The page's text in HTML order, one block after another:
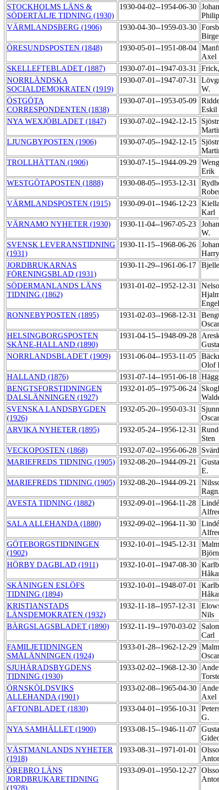
STOCKHOLMS LÄNS &
SÖDERTÄLJE TIDNING (1930)
1930-04-02--1954-06-30
VÄRMLANDSBERG (1906)
1930-04-30--1959-03-30
ÖRESUNDSPOSTEN (1848)
1930-05-01--1951-08-04
Axel
SKELLEFTEBLADET (1887)
1930-07-01--1947-03-31
NORRLÄNDSKA
SOCIALDEMOKRATEN (1919)
1930-07-01--1947-07-31
W.
ÖSTGÖTA
CORRESPONDENTEN (1838)
1930-07-01--1953-05-09
Eskil
NYA WEXJÖBLADET (1847)
1930-07-02--1942-12-15
LJUNGBYPOSTEN (1906)
1930-07-05--1942-12-15
TROLLHÄTTAN (1906)
1930-07-15--1944-09-29
Erik
WESTGÖTAPOSTEN (1888)
1930-08-05--1953-12-31
VÄRMLANDSPOSTEN (1915)
1930-09-01--1946-12-23
Karl
VÄRNAMO NYHETER (1930)
1930-11-04--1967-05-23
W.
SVENSK LEVERANSTIDNING
(1931)
1930-11-15--1968-06-26
JORDBRUKARNAS
FÖRENINGSBLAD (1931)
1930-11-29--1961-06-17
SÖDERMANLANDS LÄNS
TIDNING (1862)
1931-01-02--1952-12-31
RONNEBYPOSTEN (1895)
1931-02-03--1968-12-31
HELSINGBORGSPOSTEN
SKÅNE-HALLAND (1890)
1931-04-15--1948-09-28
NORRLANDSBLADET (1909)
1931-06-04--1953-11-05
Olof
HALLAND (1876)
1931-07-14--1951-06-18
BENGTSFORSTIDNINGEN
DALSLÄNNINGEN (1927)
1932-01-05--1975-06-24
SVENSKA LANDSBYGDEN
(1926)
1932-05-20--1950-03-31
ARVIKA NYHETER (1895)
1932-05-24--1956-12-31
Sten
VECKOPOSTEN (1868)
1932-07-02--1956-06-28
MARIEFREDS TIDNING (1905) 1932-08-20--1944-09-21
E.
MARIEFREDS TIDNING (1905) 1932-08-20--1944-09-21
AVESTA TIDNING (1882)
1932-09-01--1964-11-28
SALA ALLEHANDA (1880)
1932-09-02--1964-11-30
GÖTEBORGSTIDNINGEN
(1902)
1932-10-01--1945-12-31
HÖRBY DAGBLAD (1911)
1932-10-01--1947-08-30
SKÅNINGEN ESLÖFS
TIDNING (1894)
1932-10-01--1948-07-01
KRISTIANSTADS
LÄNSDEMOKRATEN (1932)
1932-11-18--1957-12-31
Nils
BÄRGSLAGSBLADET (1890)
1932-11-19--1970-03-02
Carl
FAMILJETIDNINGEN
SMÅLÄNNINGEN (1924)
1933-01-28--1962-12-29
SJUHÄRADSBYGDENS
TIDNING (1930)
1933-02-02--1968-12-30
ÖRNSKÖLDSVIKS
ALLEHANDA (1901)
1933-02-08--1965-04-30
Axel
AFTONBLADET (1830)
1933-04-01--1956-10-31
G.
NYA SAMHÄLLET (1900)
1933-08-15--1946-11-07
VÄSTMANLANDS NYHETER
(1918)
1933-08-31--1971-01-01
ÖREBRO LÄNS
JORDBRUKARETIDNING
(1928)
1933-09-01--1950-12-27